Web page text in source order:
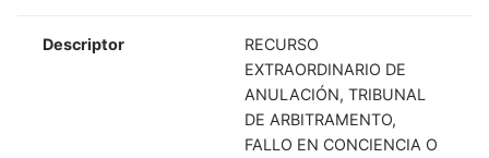
Descriptor
RECURSO
EXTRAORDINARIO DE
ANULACIÓN, TRIBUNAL
DE ARBITRAMENTO,
FALLO EN CONCIENCIA O